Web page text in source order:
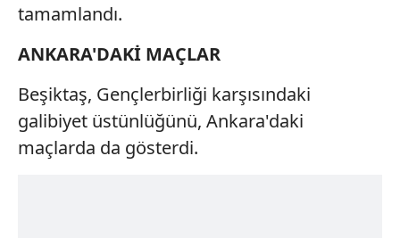
tamamlandı.
ANKARA'DAKİ MAÇLAR
Beşiktaş, Gençlerbirliği karşısındaki
galibiyet üstünlüğünü, Ankara'daki
maçlarda da gösterdi.